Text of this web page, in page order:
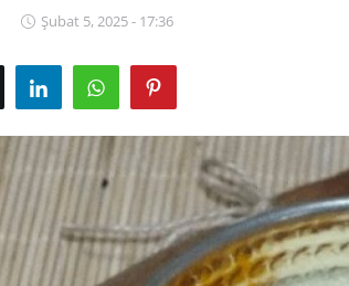
& İpuçları
Yemekleri
Şubat 5, 2025 - 17:36